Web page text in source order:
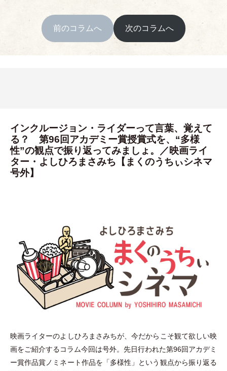
前のコラムへ 次のコラムへ
インクルージョン・ライダーって言葉、覚えて
る？ 第96回アカデミー賞授賞式を、“多様
性”の観点で振り返ってみましょ。／映画ライ
ター・よしひろまさみち【まくのうちぃシネマ
号外】
映画ライターのよしひろまさみちが、今だからこそ観て欲しい映
画をご紹介するコラム今回は号外。先日行われた第96回アカデミ
ー賞作品賞ノミネート作品を 「多様性 」
という観点から振り返る